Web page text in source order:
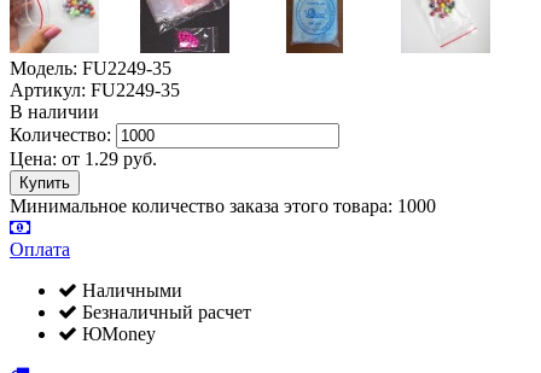
Модель: FU2249-35
Артикул: FU2249-35
В наличии
Количество:
Цена: от 1.29 руб.
Минимальное количество заказа этого товара: 1000
Оплата
Наличными
Безналичный расчет
ЮMoney